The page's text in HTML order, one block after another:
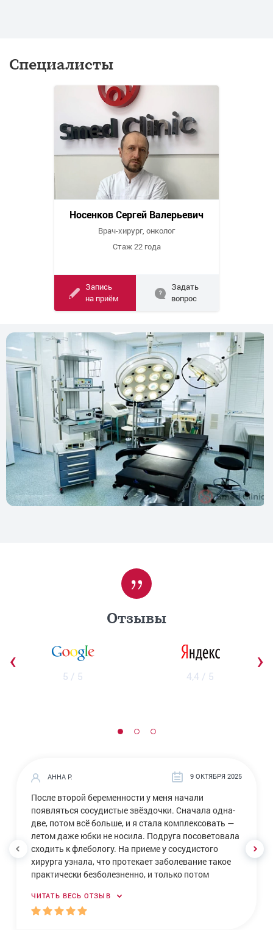
Специалисты
Носенков Сергей Валерьевич
Врач-хирург, онколог
Стаж 22 года
Запись
на приём
Задать
вопрос
Отзывы
5 / 5 4,4 / 5
‹ ›
АННА Р. 9 ОКТЯБРЯ 2025
После второй беременности у меня начали
появляться сосудистые звёздочки. Сначала одна-
две, потом всё больше, и я стала комплексовать —
летом даже юбки не носила. Подруга посоветовала
сходить к флебологу. На приеме у сосудистого
хирурга узнала, что протекает заболевание такое
практически безболезненно, и только потом
паутиной на ногах. В клинике врач-флеболог
Гильфанов посоветовал эффективное удаление
ЧИТАТЬ ВЕСЬ ОТЗЫВ